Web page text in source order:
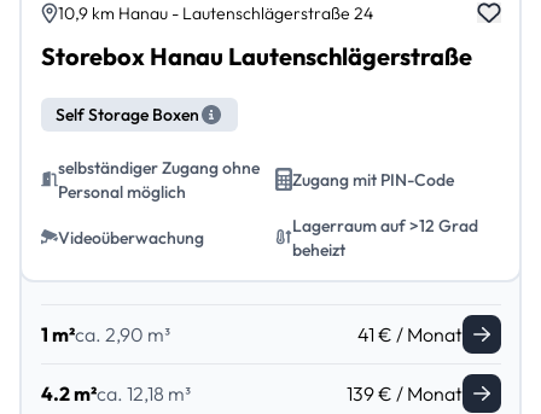
10,9 km Hanau - Lautenschlägerstraße 24
Storebox Hanau Lautenschlägerstraße
Self Storage Boxen
selbständiger Zugang ohne
Personal möglich
Zugang mit PIN-Code
Videoüberwachung
Lagerraum auf >12 Grad
beheizt
1 m²ca. 2,90 m³ 41 € / Monat
4.2 m²ca. 12,18 m³ 139 € / Monat